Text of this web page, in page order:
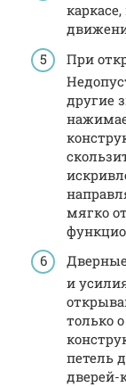
При
другие
мягко
и
только
петель
дверей-